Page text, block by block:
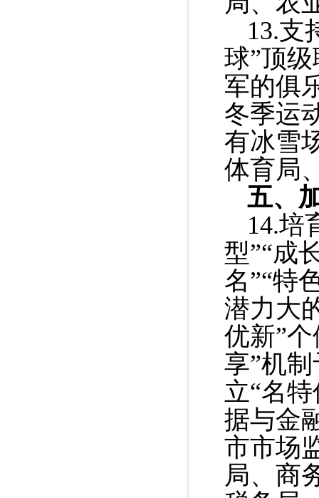
13.支
球”顶
军的俱
冬季运
有冰雪
体育局
五、
14.培
型”“成
名”“特
潜力大
优新”
享”机
立“名
据与金
市市场
局、商